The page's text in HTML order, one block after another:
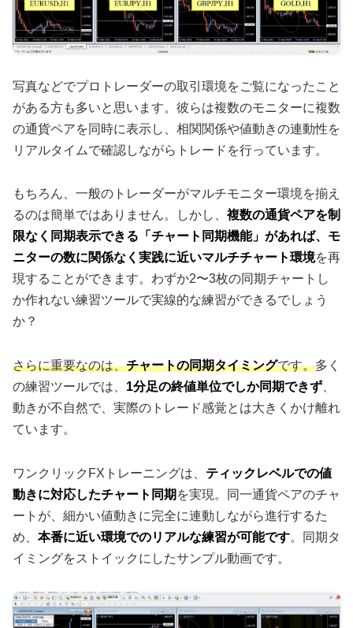
写真などでプロトレーダーの取引環境をご覧になったこと
がある方も多いと思います。彼らは複数のモニターに複数
の通貨ペアを同時に表示し、相関関係や値動きの連動性を
リアルタイムで確認しながらトレードを行っています。
もちろん、一般のトレーダーがマルチモニター環境を揃え
るのは簡単ではありません。しかし、 複数の通貨ペアを制
限なく同期表示できる「チャート同期機能」があれば、モ
ニターの数に関係なく実践に近いマルチチャート環境を再
現することができます。わずか2〜3枚の同期チャートし
か作れない練習ツールで実線的な練習ができるでしょう
か？
さらに重要なのは、チャートの同期タイミングです。多く
の練習ツールでは、 1分足の終値単位でしか同期できず
動きが不自然で、実際のトレード感覚とは大きくかけ離れ
ています。
ワンクリックFXトレーニングは、 ティックレベルでの値
動きに対応したチャート同期 を実現。同一通貨ペアのチャ
ートが、細かい値動きに完全に連動しながら進行するた
め、 本番に近い環境でのリアルな練習が可能です。同期タ
イミングをストイックにしたサンプル動画です。